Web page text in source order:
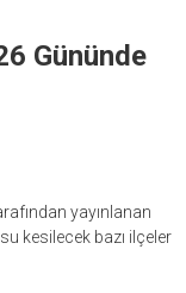
Gününde
yayınlanan
kesilecek bazı ilçeler